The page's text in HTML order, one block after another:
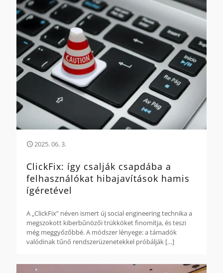
2025. 06. 3.
ClickFix: így csalják csapdába a
felhasználókat hibajavítások hamis
ígéretével
A „ClickFix” néven ismert új social engineering technika a
megszokott kiberbűnözői trükköket finomítja, és teszi
még meggyőzőbbé. A módszer lényege: a támadók
valódinak tűnő rendszerüzenetekkel próbálják […]